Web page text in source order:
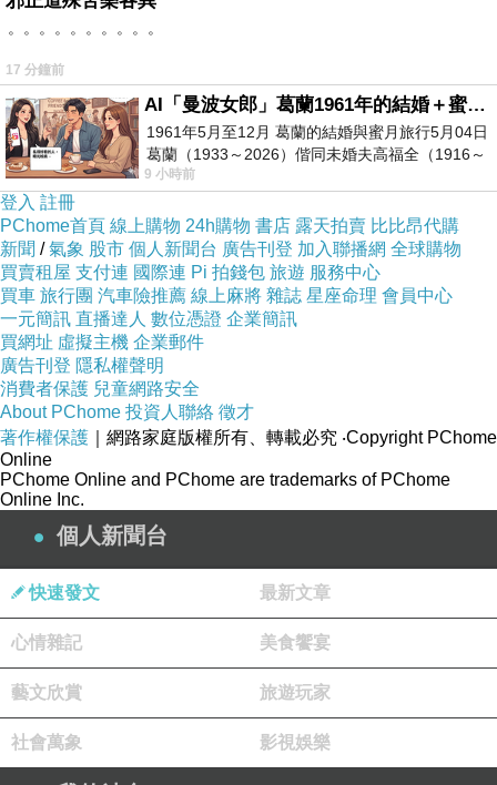
。。。。。。。。。。
17 分鐘前
AI「曼波女郎」葛蘭1961年的結婚＋蜜月旅行 #戀上老電影 #葛蘭 #粟子
1961年5月至12月 葛蘭的結婚與蜜月旅行5月04日
葛蘭（1933～2026）偕同未婚夫高福全（1916～
2004）乘郵輪赴倫敦6月15日於英國倫敦St.S
9 小時前
登入 註冊
PChome首頁 線上購物 24h購物 書店 露天拍賣 比比昂代購
新聞 /氣象 股市 個人新聞台 廣告刊登 加入聯播網 全球購物
買賣租屋 支付連 國際連 Pi 拍錢包 旅遊 服務中心
買車 旅行團 汽車險推薦 線上麻將 雜誌 星座命理 會員中心
一元簡訊 直播達人 數位憑證 企業簡訊
買網址 虛擬主機 企業郵件
廣告刊登 隱私權聲明
消費者保護 兒童網路安全
About PChome 投資人聯絡 徵才
著作權保護 ｜網路家庭版權所有、轉載必究 ‧Copyright PChome
Online
PChome Online and PChome are trademarks of PChome
Online Inc.
個人新聞台
快速發文 最新文章
心情雜記 美食饗宴
藝文欣賞 旅遊玩家
社會萬象 影視娛樂